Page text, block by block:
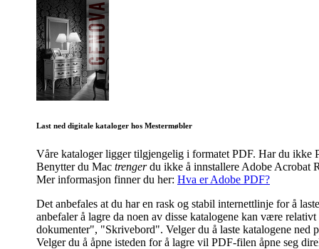
Last ned digitale kataloger hos Mestermøbler
Våre kataloger ligger tilgjengelig i formatet PDF. Har du ikke
Benytter du Mac trengerdu ikke å innstallere Adobe Acrobat
Mer informasjon finner du her: Hva er Adobe PDF?
Det anbefales at du har en rask og stabil internettlinje for å
anbefaler å lagre da noen av disse katalogene kan være
dokumenter", "Skrivebord". Velger du å laste katalogene ned
Velger du å åpne isteden for å lagre vil PDF-filen åpne seg